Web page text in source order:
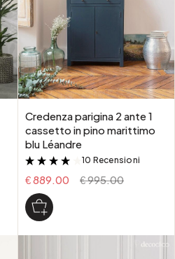
Credenza parigina 2 ante 1
cassetto in pino marittimo
blu Léandre
&
10 Recensioni
€ 889.00 € 995.00